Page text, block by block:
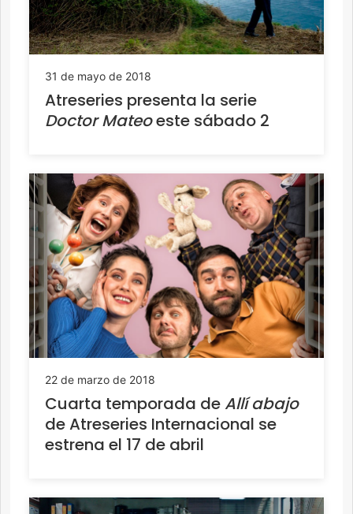
31 de mayo de 2018
Atreseries presenta la serie
Doctor Mateoeste sábado 2
22 de marzo de 2018
Cuarta temporada de Allí abajo
de Atreseries Internacional se
estrena el 17 de abril